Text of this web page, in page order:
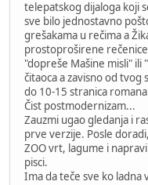
telepatskog dijaloga koji
sve bilo jednostavno
grešakama u rečima a
prostoproširene
"dopreše Mašine misli" ili
čitaoca a zavisno od
do 10-15 stranica
Čist postmodernizam...
Zauzmi ugao gledanja i
prve verzije. Posle
ZOO vrt, lagume i
pisci.
Ima da teče sve ko ladna